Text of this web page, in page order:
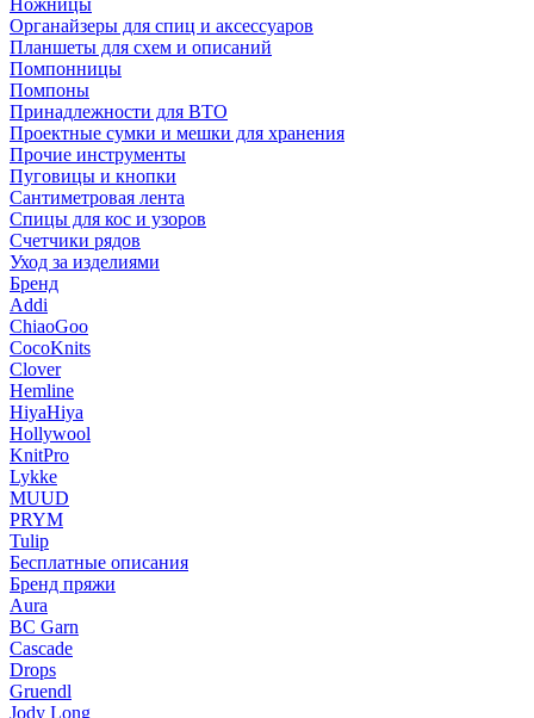
Ножницы
Органайзеры для спиц и аксессуаров
Планшеты для схем и описаний
Помпонницы
Помпоны
Принадлежности для ВТО
Проектные сумки и мешки для хранения
Прочие инструменты
Пуговицы и кнопки
Сантиметровая лента
Спицы для кос и узоров
Счетчики рядов
Уход за изделиями
Бренд
Addi
ChiaoGoo
CocoKnits
Clover
Hemline
HiyaHiya
Hollywool
KnitPro
Lykke
MUUD
PRYM
Tulip
Бесплатные описания
Бренд пряжи
Aura
BC Garn
Cascade
Drops
Gruendl
Jody Long